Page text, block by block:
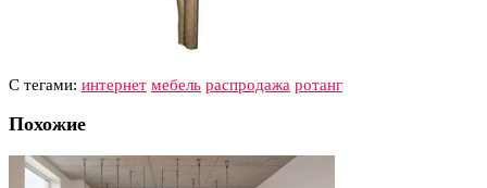
С тегами: интернет мебель распродажа ротанг
Похожие